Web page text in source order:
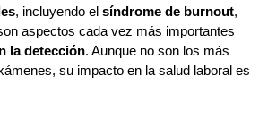
, incluyendo el síndrome de burnout,
aspectos cada vez más importantes
la detección. Aunque no son los más
su impacto en la salud laboral es